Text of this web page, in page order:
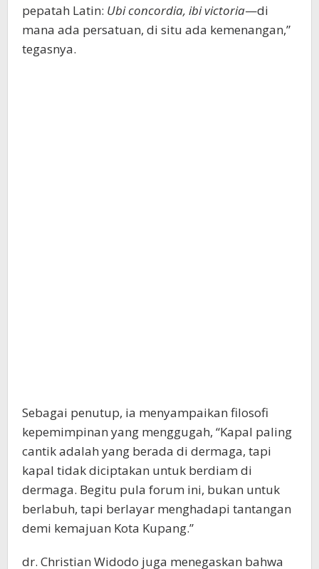
pepatah Latin: Ubi concordia, ibi victoria—di
mana ada persatuan, di situ ada kemenangan,”
tegasnya.
Sebagai penutup, ia menyampaikan filosofi
kepemimpinan yang menggugah, “Kapal paling
cantik adalah yang berada di dermaga, tapi
kapal tidak diciptakan untuk berdiam di
dermaga. Begitu pula forum ini, bukan untuk
berlabuh, tapi berlayar menghadapi tantangan
demi kemajuan Kota Kupang.”
dr. Christian Widodo juga menegaskan bahwa